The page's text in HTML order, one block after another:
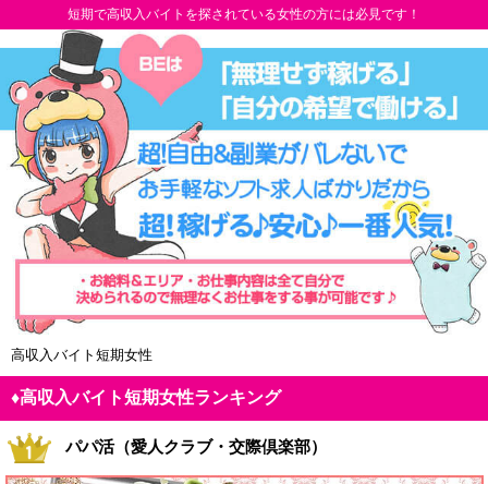
短期で高収入バイトを探されている女性の方には必見です！
高収入バイト短期女性
♦高収入バイト短期女性ランキング
パパ活（愛人クラブ・交際倶楽部）